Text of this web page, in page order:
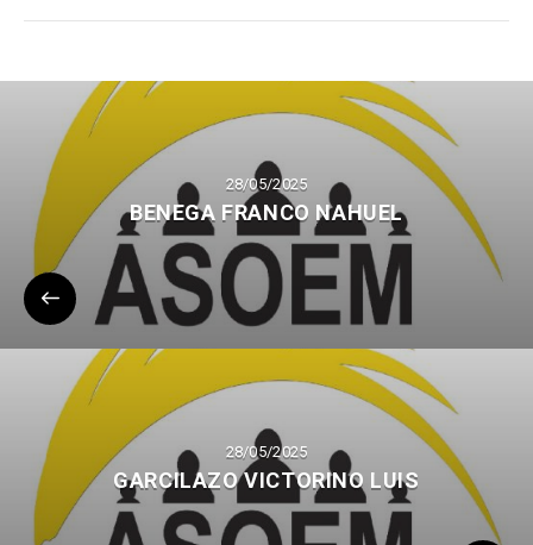
28/05/2025
BENEGA FRANCO NAHUEL
28/05/2025
GARCILAZO VICTORINO LUIS